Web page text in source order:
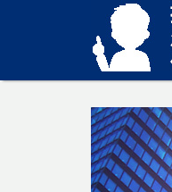
損をしない